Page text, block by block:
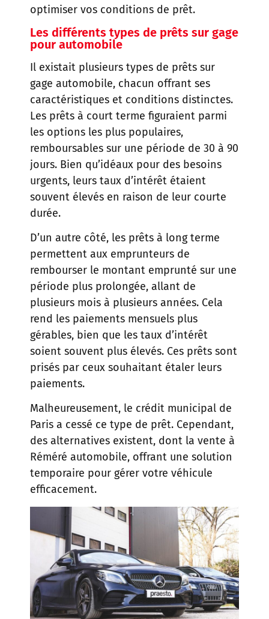
optimiser vos conditions de prêt.
Les différents types de prêts sur gage
pour automobile
Il existait plusieurs types de prêts sur
gage automobile, chacun offrant ses
caractéristiques et conditions distinctes.
Les prêts à court terme figuraient parmi
les options les plus populaires,
remboursables sur une période de 30 à 90
jours. Bien qu’idéaux pour des besoins
urgents, leurs taux d’intérêt étaient
souvent élevés en raison de leur courte
durée.
D’un autre côté, les prêts à long terme
permettent aux emprunteurs de
rembourser le montant emprunté sur une
période plus prolongée, allant de
plusieurs mois à plusieurs années. Cela
rend les paiements mensuels plus
gérables, bien que les taux d’intérêt
soient souvent plus élevés. Ces prêts sont
prisés par ceux souhaitant étaler leurs
paiements.
Malheureusement, le crédit municipal de
Paris a cessé ce type de prêt. Cependant,
des alternatives existent, dont la vente à
Réméré automobile, offrant une solution
temporaire pour gérer votre véhicule
efficacement.